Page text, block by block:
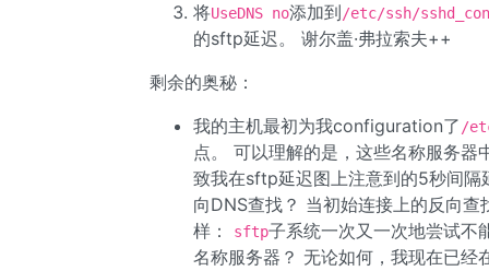
将UseDNS no添加到/etc/ssh/
的sftp延迟。 谢尔盖·弗拉索夫++
剩余的奥秘：
我的主机最初为我configuration了 /
点。 可以理解的是，这些名称服务
致我在sftp延迟图上注意到的5秒间隔
向DNS查找？ 当初始连接上的反向
样：
sftp子系统一次又一次地尝试不
名称服务器？ 无论如何，我现在已经